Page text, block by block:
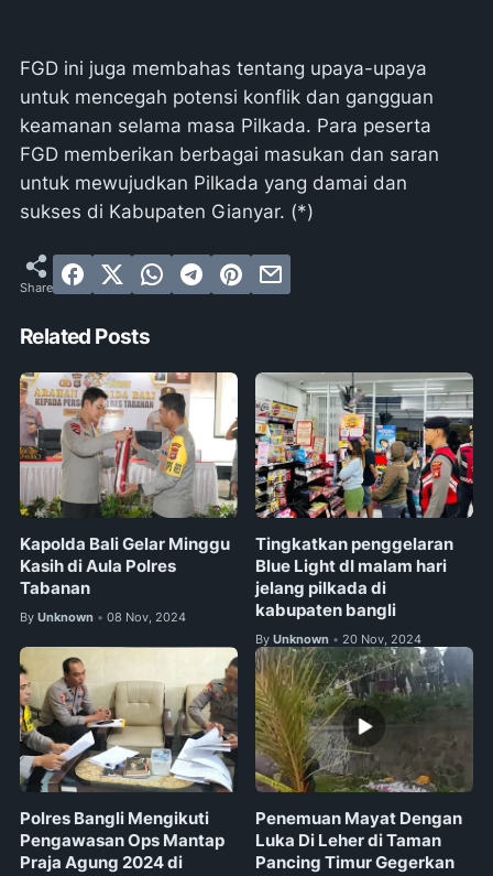
FGD ini juga membahas tentang upaya-upaya
untuk mencegah potensi konflik dan gangguan
keamanan selama masa Pilkada. Para peserta
FGD memberikan berbagai masukan dan saran
untuk mewujudkan Pilkada yang damai dan
sukses di Kabupaten Gianyar. (*)
Related Posts
Kapolda Bali Gelar Minggu
Kasih di Aula Polres
Tabanan
By Unknown • 08 Nov, 2024
Tingkatkan penggelaran
Blue Light dI malam hari
jelang pilkada di
kabupaten bangli
By Unknown • 20 Nov, 2024
Polres Bangli Mengikuti
Pengawasan Ops Mantap
Praja Agung 2024 di
Penemuan Mayat Dengan
Luka Di Leher di Taman
Pancing Timur Gegerkan